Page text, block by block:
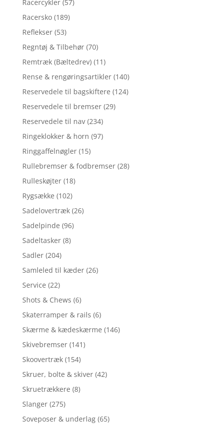
Racercykler (57)
Racersko (189)
Reflekser (53)
Regntøj & Tilbehør (70)
Remtræk (Bæltedrev) (11)
Rense & rengøringsartikler (140)
Reservedele til bagskiftere (124)
Reservedele til bremser (29)
Reservedele til nav (234)
Ringeklokker & horn (97)
Ringgaffelnøgler (15)
Rullebremser & fodbremser (28)
Rulleskøjter (18)
Rygsække (102)
Sadelovertræk (26)
Sadelpinde (96)
Sadeltasker (8)
Sadler (204)
Samleled til kæder (26)
Service (22)
Shots & Chews (6)
Skaterramper & rails (6)
Skærme & kædeskærme (146)
Skivebremser (141)
Skoovertræk (154)
Skruer, bolte & skiver (42)
Skruetrækkere (8)
Slanger (275)
Soveposer & underlag (65)